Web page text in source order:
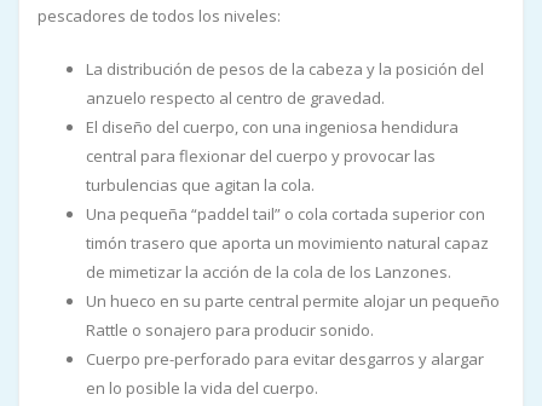
pescadores de todos los niveles:
La distribución de pesos de la cabeza y la posición del
anzuelo respecto al centro de gravedad.
El diseño del cuerpo, con una ingeniosa hendidura
central para flexionar del cuerpo y provocar las
turbulencias que agitan la cola.
Una pequeña “paddel tail” o cola cortada superior con
timón trasero que aporta un movimiento natural capaz
de mimetizar la acción de la cola de los Lanzones.
Un hueco en su parte central permite alojar un pequeño
Rattle o sonajero para producir sonido.
Cuerpo pre-perforado para evitar desgarros y alargar
en lo posible la vida del cuerpo.